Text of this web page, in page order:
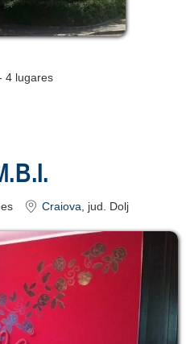
4 lugares
Craiova , jud. Dolj